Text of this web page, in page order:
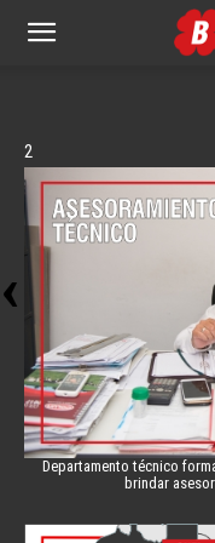
Bauducco
S.A.
0
1
2
3
4
Departamento técnico
brindar